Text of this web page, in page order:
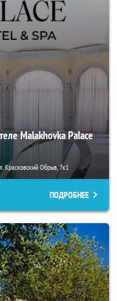
Malakhovka Palace
Красковский Обрыв, 7к1
ПОДРОБНЕЕ